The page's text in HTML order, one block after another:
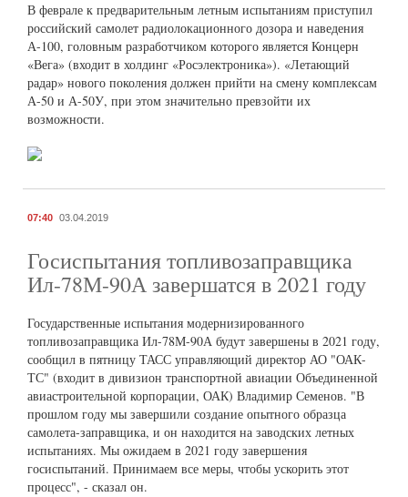
В феврале к предварительным летным испытаниям приступил
российский самолет радиолокационного дозора и наведения
А-100, головным разработчиком которого является Концерн
«Вега» (входит в холдинг «Росэлектроника»). «Летающий
радар» нового поколения должен прийти на смену комплексам
А-50 и А-50У, при этом значительно превзойти их
возможности.
07:40 03.04.2019
Госиспытания топливозаправщика
Ил-78М-90А завершатся в 2021 году
Государственные испытания модернизированного
топливозаправщика Ил-78М-90А будут завершены в 2021 году,
сообщил в пятницу ТАСС управляющий директор АО "ОАК-
ТС" (входит в дивизион транспортной авиации Объединенной
авиастроительной корпорации, ОАК) Владимир Семенов. "В
прошлом году мы завершили создание опытного образца
самолета-заправщика, и он находится на заводских летных
испытаниях. Мы ожидаем в 2021 году завершения
госиспытаний. Принимаем все меры, чтобы ускорить этот
процесс", - сказал он.